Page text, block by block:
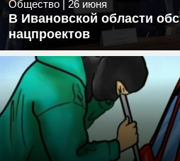
Общество | 26 июня
В Ивановской области
нацпроектов